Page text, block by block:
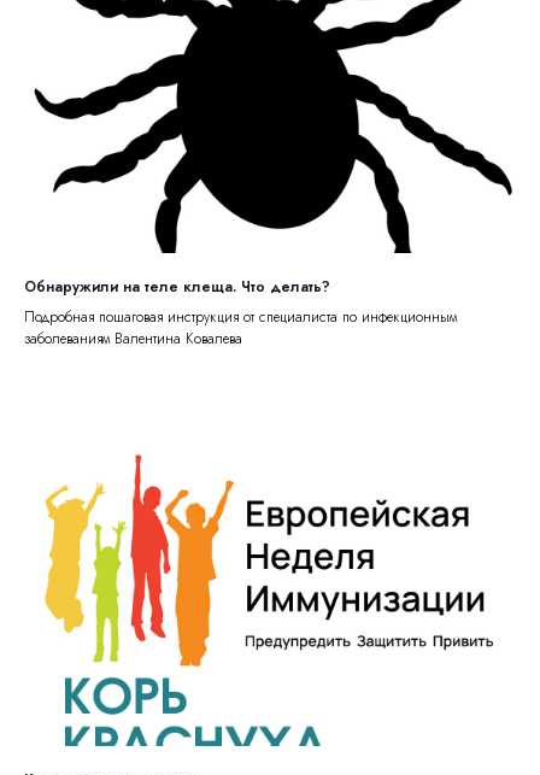
Обнаружили на теле клеща. Что делать?
Подробная пошаговая инструкция от специалиста по инфекционным
заболеваниям Валентина Ковалева